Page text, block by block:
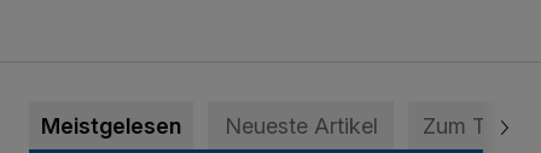
Meistgelesen Neueste Artikel Zum Thema